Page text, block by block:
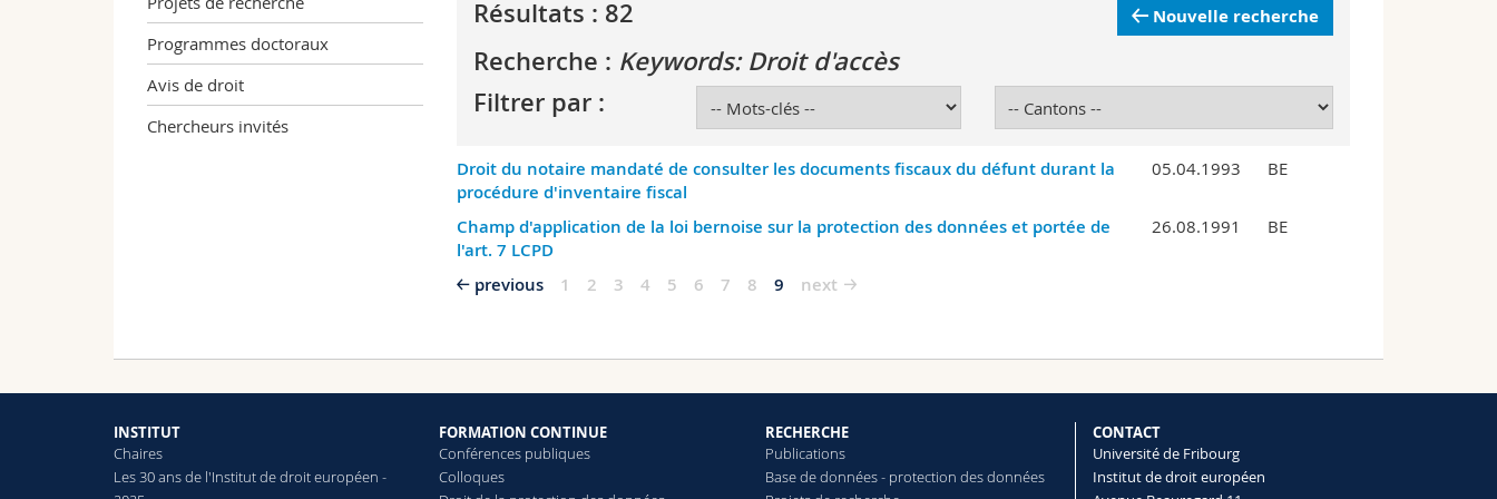
Programmes doctoraux
Avis de droit
Chercheurs invités
Résultats : 82 Nouvelle recherche
Recherche : Keywords: Droit d'accès
Filtrer par :
Droit du notaire mandaté de consulter les documents fiscaux du défunt durant la
procédure d'inventaire fiscal
05.04.1993 BE
Champ d'application de la loi bernoise sur la protection des données et portée de
l'art. 7 LCPD
26.08.1991 BE
previous 1 2 3 4 5 6 7 8 9 next
INSTITUT
Chaires
Les 30 ans de l'Institut de droit européen -
FORMATION CONTINUE
Conférences publiques
Colloques
RECHERCHE
Publications
Base de données - protection des données
CONTACT
Université de Fribourg
Institut de droit européen